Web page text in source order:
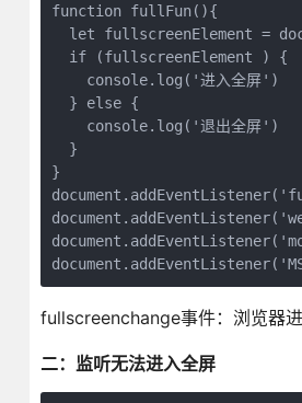
function fullFun(){
let fullscreenElement =
  if (fullscreenElement ) {
    console.log('进入全屏')
  } else {
    console.log('退出全屏')
  }
}
fullscreenchange事件：浏览器进
二：监听无法进入全屏